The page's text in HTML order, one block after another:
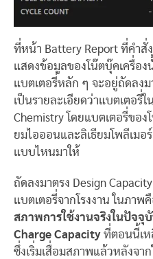
ที่หน้า Battery Report ที่คำสั่
แสดงข้อมูลของโน๊ตบุ๊คเครื่อ
แบตเตอรี่หลัก ๆ จะอยู่ถัดลง
เป็นรายละเอียดว่าแบตเตอรี่
Chemistry โดยแบตเตอรี่ขอ
ยมไอออนและลิเธียมโพลีเม
แบบไหนมาให้
ถัดลงมาตรง Design
แบตเตอรี่จากโรงงาน ในภาพ
สภาพการใช้งานจริงในปัจจุ
Charge Capacity ที่ตอนนี้เห
ซึ่งเริ่มเสื่อมสภาพแล้วหลังจา